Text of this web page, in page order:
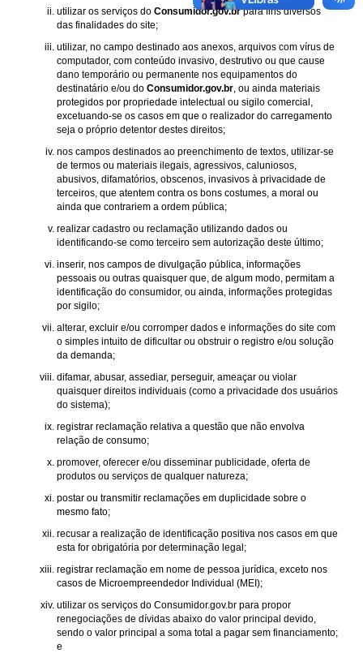
utilizar os serviços do Consumidor.gov.brpara fins diversos
das finalidades do site;
utilizar, no campo destinado aos anexos, arquivos com vírus de
computador, com conteúdo invasivo, destrutivo ou que cause
dano temporário ou permanente nos equipamentos do
destinatário e/ou do Consumidor.gov.br , ou ainda materiais
protegidos por propriedade intelectual ou sigilo comercial,
excetuando-se os casos em que o realizador do carregamento
seja o próprio detentor destes direitos;
nos campos destinados ao preenchimento de textos, utilizar-se
de termos ou materiais ilegais, agressivos, caluniosos,
abusivos, difamatórios, obscenos, invasivos à privacidade de
terceiros, que atentem contra os bons costumes, a moral ou
ainda que contrariem a ordem pública;
realizar cadastro ou reclamação utilizando dados ou
identificando-se como terceiro sem autorização deste último;
inserir, nos campos de divulgação pública, informações
pessoais ou outras quaisquer que, de algum modo, permitam a
identificação do consumidor, ou ainda, informações protegidas
por sigilo;
alterar, excluir e/ou corromper dados e informações do site com
o simples intuito de dificultar ou obstruir o registro e/ou solução
da demanda;
difamar, abusar, assediar, perseguir, ameaçar ou violar
quaisquer direitos individuais (como a privacidade dos usuários
do sistema);
registrar reclamação relativa a questão que não envolva
relação de consumo;
promover, oferecer e/ou disseminar publicidade, oferta de
produtos ou serviços de qualquer natureza;
postar ou transmitir reclamações em duplicidade sobre o
mesmo fato;
recusar a realização de identificação positiva nos casos em que
esta for obrigatória por determinação legal;
registrar reclamação em nome de pessoa jurídica, exceto nos
casos de Microempreendedor Individual (MEI);
utilizar os serviços do Consumidor.gov.br para propor
renegociações de dívidas abaixo do valor principal devido,
sendo o valor principal a soma total a pagar sem financiamento;
e